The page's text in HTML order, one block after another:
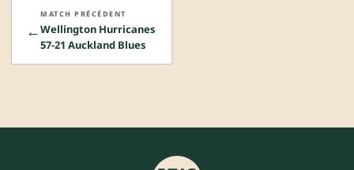
←
MATCH PRÉCÉDENT
Wellington Hurricanes
57-21 Auckland Blues